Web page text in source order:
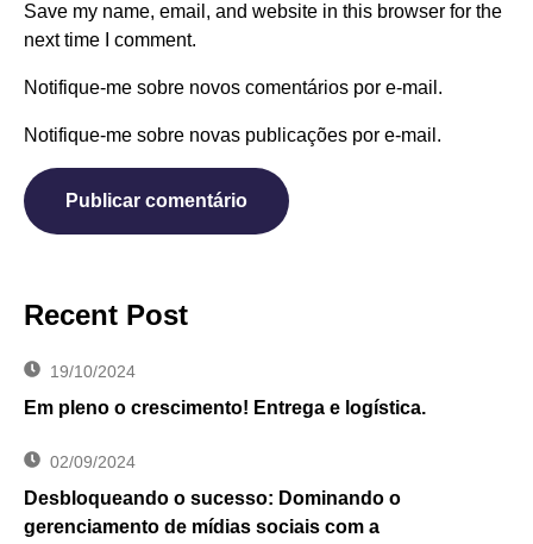
Save my name, email, and website in this browser for the
next time I comment.
Notifique-me sobre novos comentários por e-mail.
Notifique-me sobre novas publicações por e-mail.
Recent Post
19/10/2024
Em pleno o crescimento! Entrega e logística.
02/09/2024
Desbloqueando o sucesso: Dominando o
gerenciamento de mídias sociais com a